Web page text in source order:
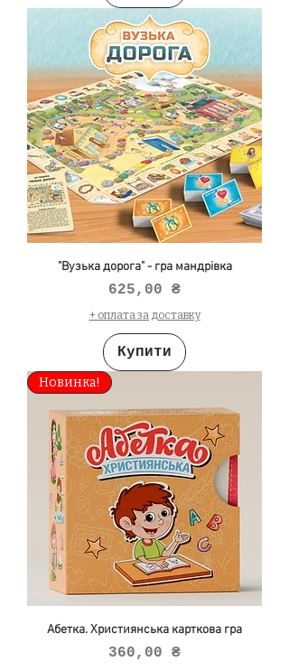
"Вузька дорога" - гра мандрівка
Ціна
625,00 ₴
+ оплата за доставку
Купити
Новинка!
Абетка. Християнська карткова гра
Ціна
360,00 ₴